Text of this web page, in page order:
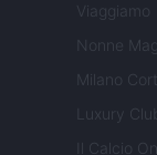
Viaggiamo
Nonne
Milano
Luxury
Il Calcio